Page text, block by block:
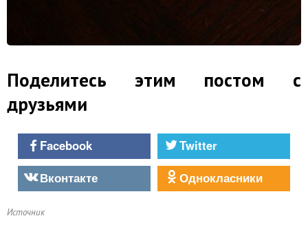
Поделитесь этим постом с
друзьями
Facebook
Twitter
Вконтакте
Однокласники
Источник